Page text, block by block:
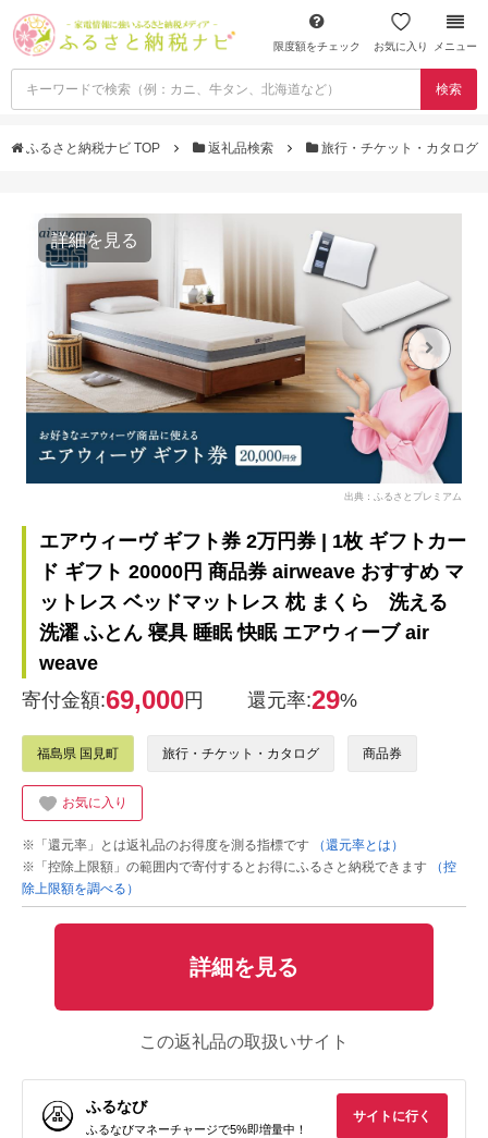
限度額をチェック お気に入り メニュー
検索
ふるさと納税ナビ TOP 返礼品検索 旅行・チケット・カタログ
詳細を見る
出典：ふるさとプレミアム
エアウィーヴ ギフト券 2万円券 | 1枚 ギフトカー
ド ギフト 20000円 商品券 airweave おすすめ マ
ットレス ベッドマットレス 枕 まくら 洗える
洗濯 ふとん 寝具 睡眠 快眠 エアウィーブ air
weave
寄付金額:69,000円 還元率:29%
福島県 国見町 旅行・チケット・カタログ 商品券
お気に入り
※「還元率」とは返礼品のお得度を測る指標です
（還元率とは）
※「控除上限額」の範囲内で寄付するとお得にふるさと納税できます
（控
除上限額を調べる）
詳細を見る
この返礼品の取扱いサイト
ふるなび
ふるなびマネーチャージで5%即増量中！
サイトに行く